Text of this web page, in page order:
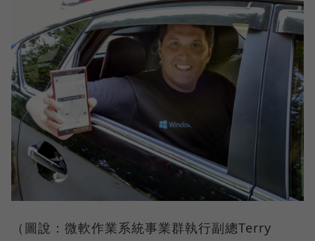
（圖說：微軟作業系統事業群執行副總Terry